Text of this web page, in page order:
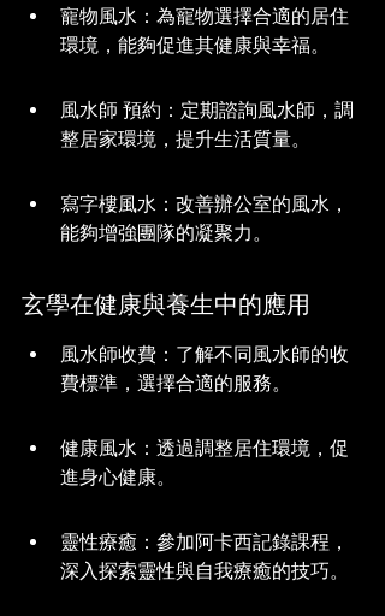
寵物風水：為寵物選擇合適的居住
環境，能夠促進其健康與幸福。
風水師 預約：定期諮詢風水師，調
整居家環境，提升生活質量。
寫字樓風水：改善辦公室的風水，
能夠增強團隊的凝聚力。
玄學在健康與養生中的應用
風水師收費：了解不同風水師的收
費標準，選擇合適的服務。
健康風水：透過調整居住環境，促
進身心健康。
靈性療癒：參加阿卡西記錄課程，
深入探索靈性與自我療癒的技巧。